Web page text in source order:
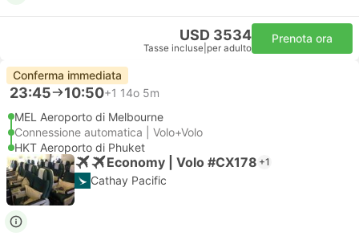
USD 3534
Tasse incluse per adulto
Prenota ora
Conferma immediata
23:45 10:50+1 14o 5m
MEL Aeroporto di Melbourne
Connessione automatica | Volo+Volo
HKT Aeroporto di Phuket
Economy | Volo #CX178 +1
Cathay Pacific